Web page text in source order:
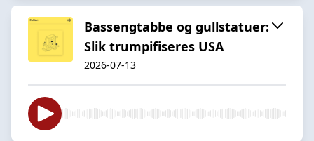
Bassengtabbe og gullstatuer:
Slik trumpifiseres USA
2026-07-13